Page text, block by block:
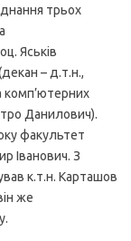
трьох
Яськів
– д.т.н.,
комп’ютерних
Данилович).
факультет
Іванович. З
к.т.н. Карташов
же